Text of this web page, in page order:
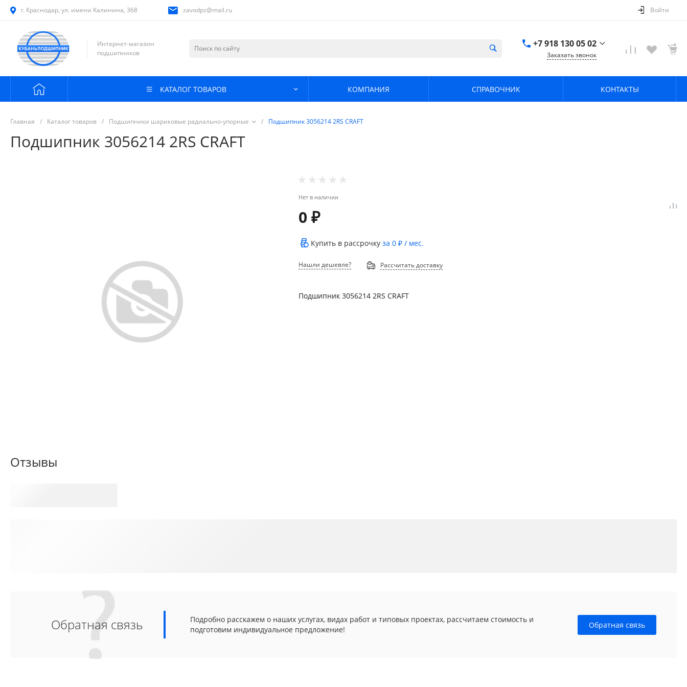
г. Краснодар, ул. имени Калинина, 368 zavodpz@mail.ru Войти
Интернет-магазин
подшипников
+7 918 130 05 02
Заказать звонок
КАТАЛОГ ТОВАРОВ КОМПАНИЯ СПРАВОЧНИК КОНТАКТЫ
Главная / Каталог товаров / Подшипники шариковые радиально-упорные / Подшипник 3056214 2RS CRAFT
Подшипник 3056214 2RS CRAFT
Нет в наличии
0 ₽
Купить в рассрочкуза0 ₽ / мес.
Нашли дешевле? Рассчитать доставку
Подшипник 3056214 2RS CRAFT
Отзывы
Обратная связь
Подробно расскажем о наших услугах, видах работ и типовых проектах, рассчитаем стоимость и
подготовим индивидуальное предложение!
Обратная связь